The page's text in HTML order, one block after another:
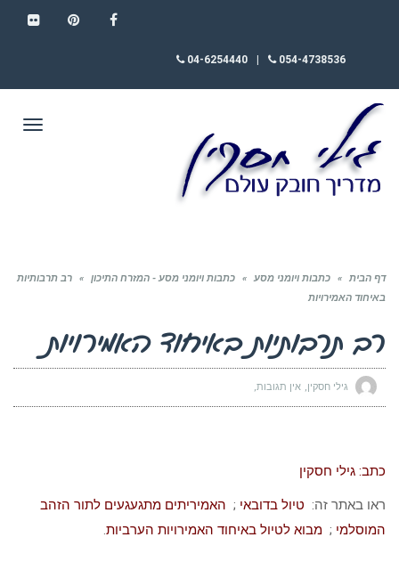
054-4738536
04-6254440
דף הבית » כתבות ויומני מסע » כתבות ויומני מסע - המזרח התיכון »
רב תרבותיות
באיחוד האמירויות
רב תרבותיות באיחוד האמירויות
גילי חסקין אין תגובות
כתב: גילי חסקין
ראו באתר זה: טיול בדובאי ; האמיריתים מתגעגעים לתור הזהב
המוסלמי ; מבוא לטיול באיחוד האמירויות הערביות.